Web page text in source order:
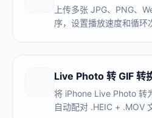
上传多张 JPG、PNG、
序，设置播放速度和循环
Live Photo 转 GIF 转
将 iPhone Live Photo 转
自动配对 .HEIC + .MOV